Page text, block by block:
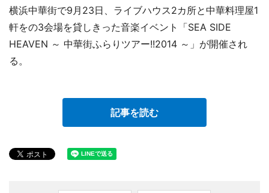
横浜中華街で9月23日、ライブハウス2カ所と中華料理屋1
軒をの3会場を貸しきった音楽イベント「SEA SIDE
HEAVEN ～ 中華街ふらりツアー!!2014 ～」が開催され
る。
記事を読む